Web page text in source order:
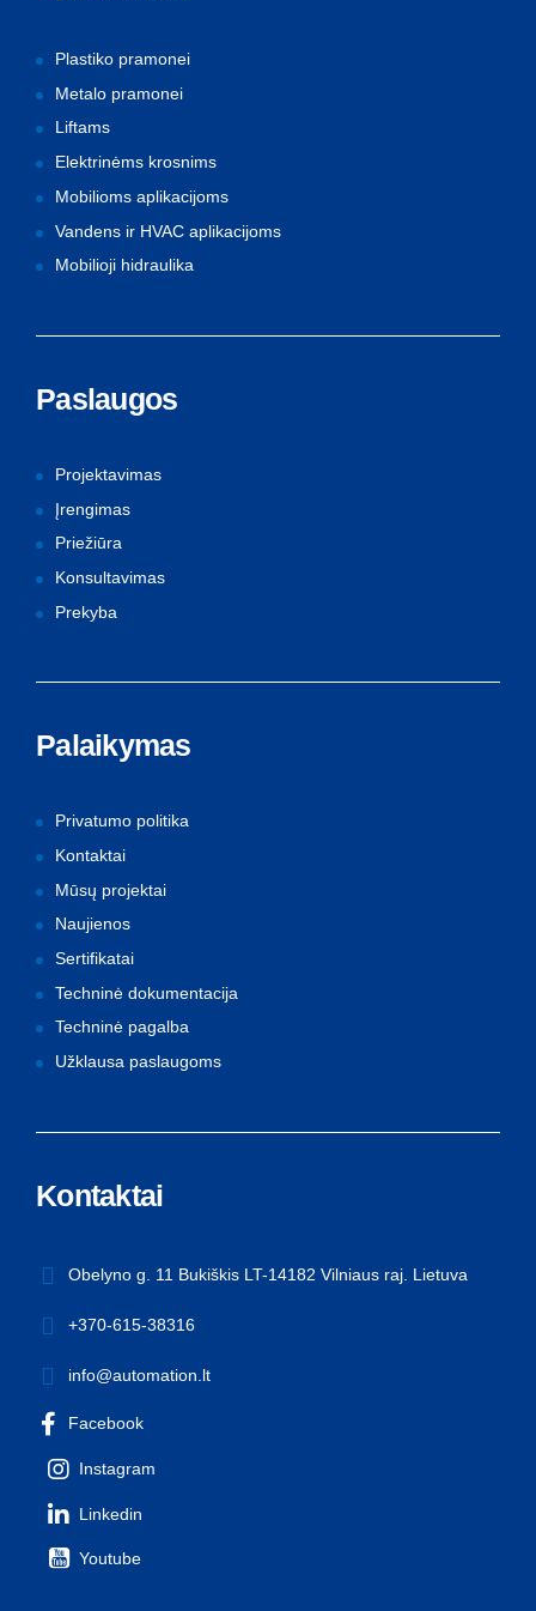
Plastiko pramonei
Metalo pramonei
Liftams
Elektrinėms krosnims
Mobilioms aplikacijoms
Vandens ir HVAC aplikacijoms
Mobilioji hidraulika
Paslaugos
Projektavimas
Įrengimas
Priežiūra
Konsultavimas
Prekyba
Palaikymas
Privatumo politika
Kontaktai
Mūsų projektai
Naujienos
Sertifikatai
Techninė dokumentacija
Techninė pagalba
Užklausa paslaugoms
Kontaktai
Obelyno g. 11 Bukiškis LT-14182 Vilniaus raj. Lietuva
+370-615-38316
info@automation.lt
Facebook
Instagram
Linkedin
Youtube